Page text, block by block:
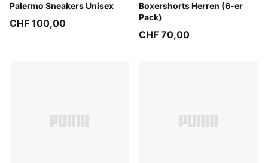
Palermo Sneakers Unisex
Earthy Green-Buttercream
CHF 100,00
Boxershorts Herren (6-er
Pack)
black
CHF 70,00